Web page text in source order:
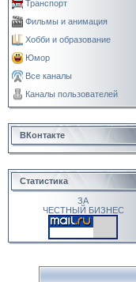
Транспорт
Фильмы и анимация
Хобби и образование
Юмор
Все каналы
Каналы пользователей
ВКонтакте
Статистика
ЗА
ЧЕСТНЫЙ БИЗНЕС